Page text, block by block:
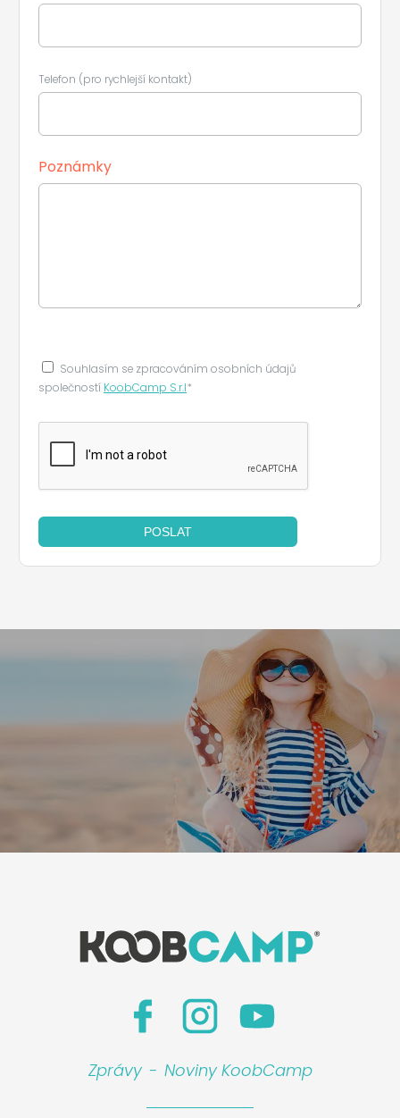
Telefon (pro rychlejší kontakt)
Poznámky
Souhlasím se zpracováním osobních údajů
společností KoobCamp S.r.l*
POSLAT
Zprávy - Noviny KoobCamp